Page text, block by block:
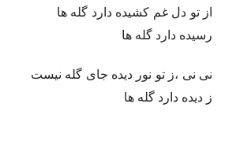
از تو دل غم کشیده دارد گله
رسیده دارد گله ها
نی نی ،ز تو نور دیده جای گله
ز دیده دارد گله ها